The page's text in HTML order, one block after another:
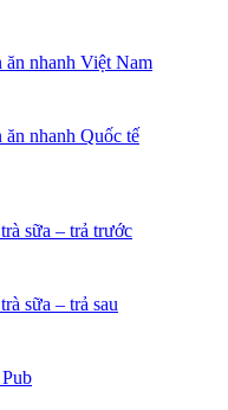
ăn nhanh Việt Nam
nhanh Quốc tế
sữa – trả trước
sữa – trả sau